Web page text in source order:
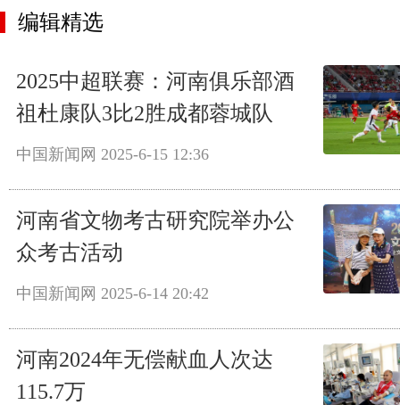
编辑精选
2025中超联赛：河南俱乐部酒
祖杜康队3比2胜成都蓉城队
中国新闻网 2025-6-15 12:36
河南省文物考古研究院举办公
众考古活动
中国新闻网 2025-6-14 20:42
河南2024年无偿献血人次达
115.7万